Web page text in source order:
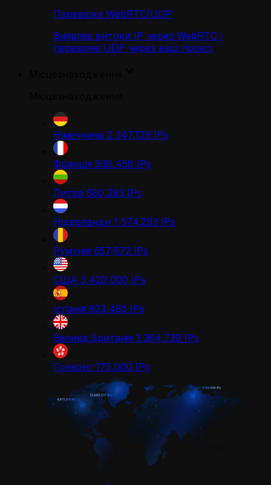
Перевірка WebRTC/UDP
Виявляє витоки IP через WebRTC і
перевіряє UDP через ваш проксі
Німеччина 2,347,129 IPs
Франція 938,458 IPs
Литва 580,283 IPs
Нідерланди 1,574,293 IPs
Румунія 657,872 IPs
США 3,420,000 IPs
Іспанія 823,485 IPs
Велика Британія 1,364,739 IPs
Гонконг 175,000 IPs